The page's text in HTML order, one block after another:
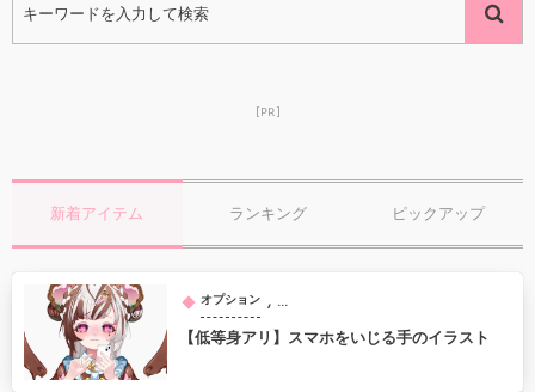
[PR]
新着アイテム ランキング ピックアップ
オプション , …
【低等身アリ】スマホをいじる手のイラスト